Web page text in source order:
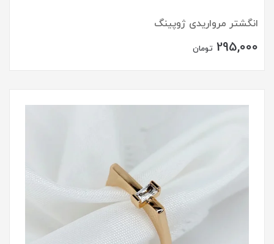
انگشتر مرواریدی ژوپینگ
295,000 تومان